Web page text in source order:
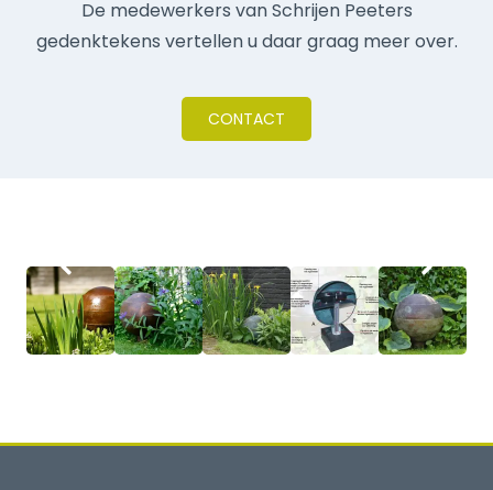
De medewerkers van Schrijen Peeters
gedenktekens vertellen u daar graag meer over.
CONTACT